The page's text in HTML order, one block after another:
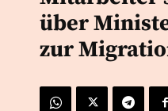
über
zur